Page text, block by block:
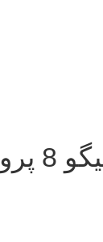
پرو